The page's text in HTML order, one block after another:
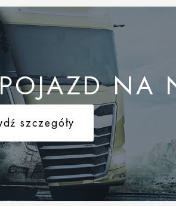
NA
szczegóły